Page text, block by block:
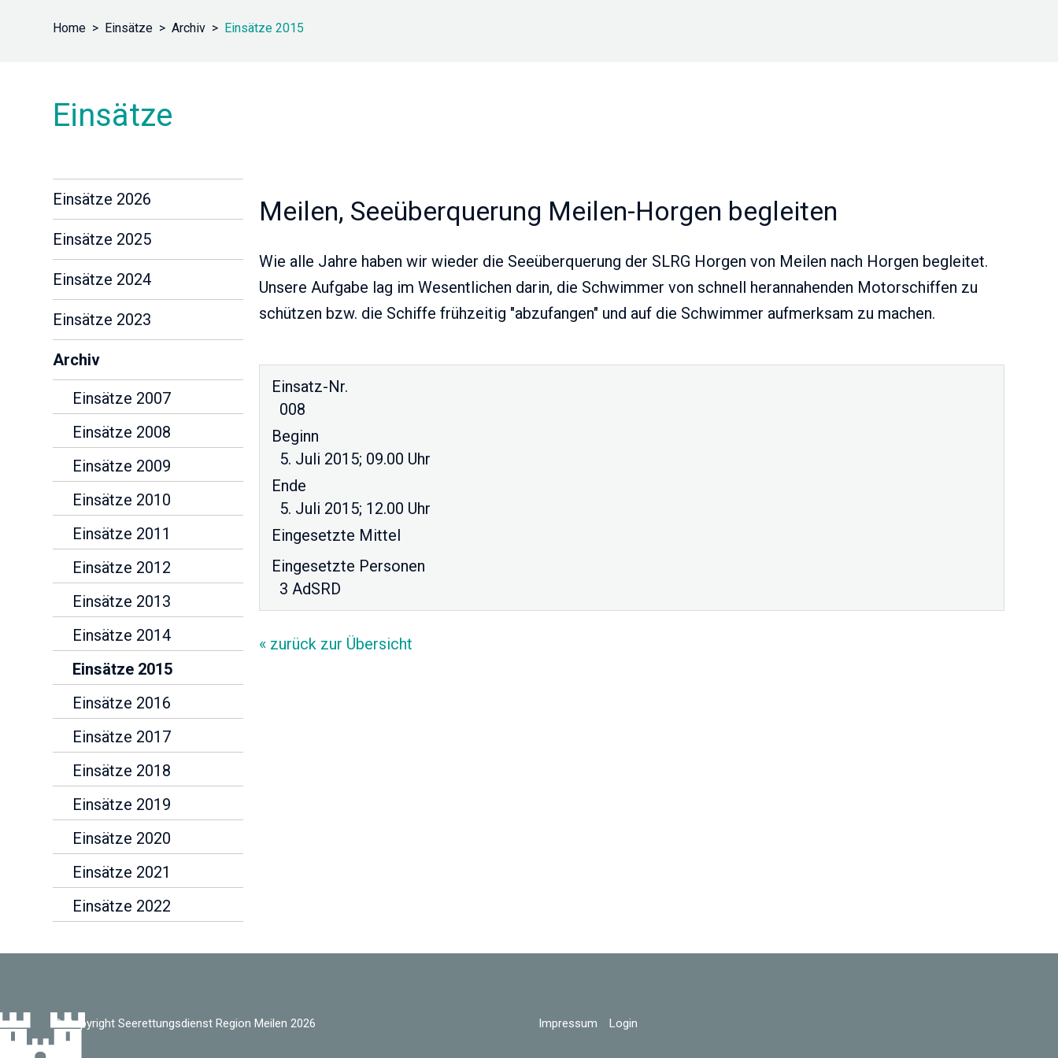
Home Einsätze Archiv Einsätze 2015
Einsätze
Einsätze 2026
Einsätze 2025
Einsätze 2024
Einsätze 2023
Archiv
Einsätze 2007
Einsätze 2008
Einsätze 2009
Einsätze 2010
Einsätze 2011
Einsätze 2012
Einsätze 2013
Einsätze 2014
Einsätze 2015
Einsätze 2016
Einsätze 2017
Einsätze 2018
Einsätze 2019
Einsätze 2020
Einsätze 2021
Einsätze 2022
Meilen, Seeüberquerung Meilen-Horgen begleiten
Wie alle Jahre haben wir wieder die Seeüberquerung der SLRG Horgen von Meilen nach Horgen begleitet.
Unsere Aufgabe lag im Wesentlichen darin, die Schwimmer von schnell herannahenden Motorschiffen zu
schützen bzw. die Schiffe frühzeitig "abzufangen" und auf die Schwimmer aufmerksam zu machen.
Einsatz-Nr.
008
Beginn
5. Juli 2015; 09.00 Uhr
Ende
5. Juli 2015; 12.00 Uhr
Eingesetzte Mittel
Eingesetzte Personen
3 AdSRD
« zurück zur Übersicht
© Copyright Seerettungsdienst Region Meilen 2026 Impressum Login